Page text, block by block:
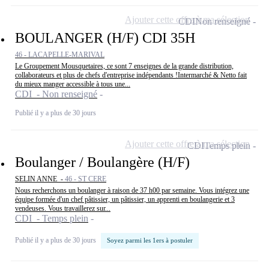
BOULANGER (H/F) CDI 35H
46 - LACAPELLE-MARIVAL
Le Groupement Mousquetaires, ce sont 7 enseignes de la grande distribution,
collaborateurs et plus de chefs d'entreprise indépendants !Intermarché & Netto fait
du mieux manger accessible à tous une...
CDI - Non renseigné
Publié il y a plus de 30 jours
CDINon renseigné
Ajouter cette offre à ma sélection
Boulanger / Boulangère (H/F)
SELIN ANNE - 46 - ST CERE
Nous recherchons un boulanger à raison de 37 h00 par semaine. Vous intégrez une
équipe formée d'un chef pâtissier, un pâtissier, un apprenti en boulangerie et 3
vendeuses. Vous travaillerez sur...
CDI - Temps plein
Publié il y a plus de 30 jours Soyez parmi les 1ers à postuler
CDITemps plein
Ajouter cette offre à ma sélection